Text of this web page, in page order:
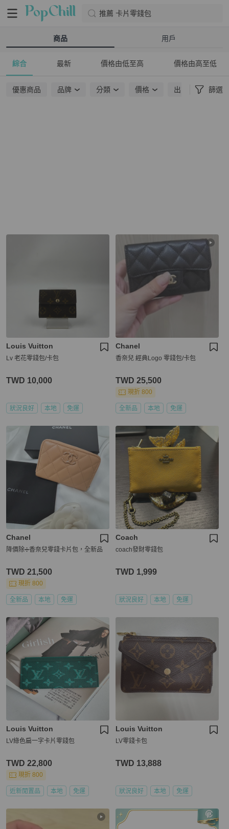
推薦 卡片零錢包
商品 用戶
綜合 最新 價格由低至高 價格由高至低
優惠商品 品牌 分類 價格 出貨地點 篩選
Louis Vuitton
Lv 老花零錢包/卡包
TWD 10,000
狀況良好 本地 免運
Chanel
香奈兒 經典Logo 零錢包/卡包
TWD 25,500
現折 800
全新品 本地 免運
Chanel
降價除➗香奈兒零錢卡片包，全新品
TWD 21,500
現折 800
全新品 本地 免運
Coach
coach發財零錢包
TWD 1,999
狀況良好 本地 免運
Louis Vuitton
LV綠色扁一字卡片零錢包
TWD 22,800
現折 800
近新閒置品 本地 免運
Louis Vuitton
LV零錢卡包
TWD 13,888
狀況良好 本地 免運